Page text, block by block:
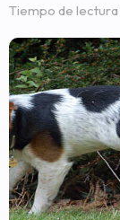
Tiempo de lectura